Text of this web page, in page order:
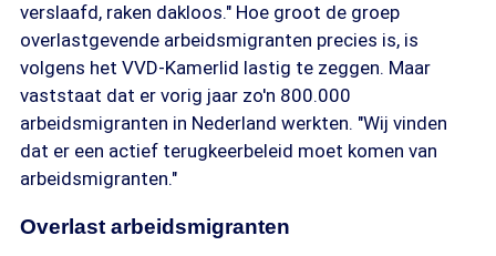
verslaafd, raken dakloos." Hoe groot de groep
overlastgevende arbeidsmigranten precies is, is
volgens het VVD-Kamerlid lastig te zeggen. Maar
vaststaat dat er vorig jaar zo'n 800.000
arbeidsmigranten in Nederland werkten. "Wij vinden
dat er een actief terugkeerbeleid moet komen van
arbeidsmigranten."
Overlast arbeidsmigranten